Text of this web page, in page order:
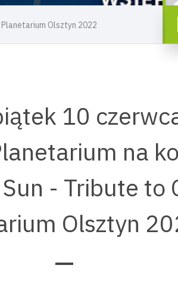
Olsztyn 2022
10
na
- Tribute to
Olsztyn